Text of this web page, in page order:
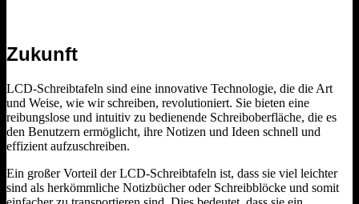
Zukunft
LCD-Schreibtafeln sind eine innovative Technologie, die die Art
und Weise, wie wir schreiben, revolutioniert. Sie bieten eine
reibungslose und intuitiv zu bedienende Schreiboberfläche, die es
den Benutzern ermöglicht, ihre Notizen und Ideen schnell und
effizient aufzuschreiben.
Ein großer Vorteil der LCD-Schreibtafeln ist, dass sie viel leichter
sind als herkömmliche Notizbücher oder Schreibblöcke und somit